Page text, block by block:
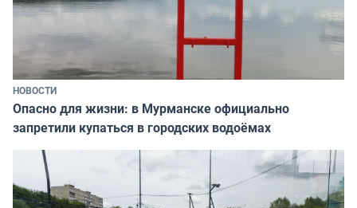
НОВОСТИ
Опасно для жизни: в Мурманске официально
запретили купаться в городских водоёмах